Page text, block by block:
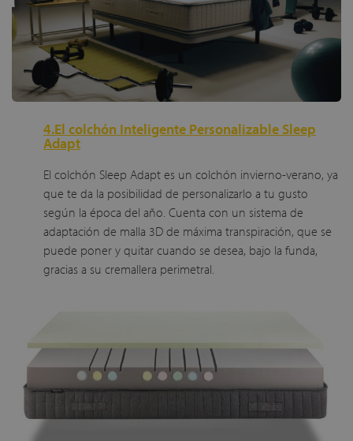
4.El colchón Inteligente Personalizable Sleep
Adapt
El colchón Sleep Adapt es un colchón invierno-verano, ya
que te da la posibilidad de personalizarlo a tu gusto
según la época del año. Cuenta con un sistema de
adaptación de malla 3D de máxima transpiración, que se
puede poner y quitar cuando se desea, bajo la funda,
gracias a su cremallera perimetral.